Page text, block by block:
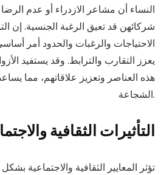
النساء أن مشاعر الازدراء أو عدم
شركائهن قد تعيق الرغبة الجنسية. إن
الاحتياجات والرغبات والحدود أمر
يعزز التقارب والترابط. وقد يستفيد
هذه العناصر وتعزيز علاقاتهم، مما
الشجاعة.
:التأثيرات الثقافية
تؤثر المعايير الثقافية والاجتماعية